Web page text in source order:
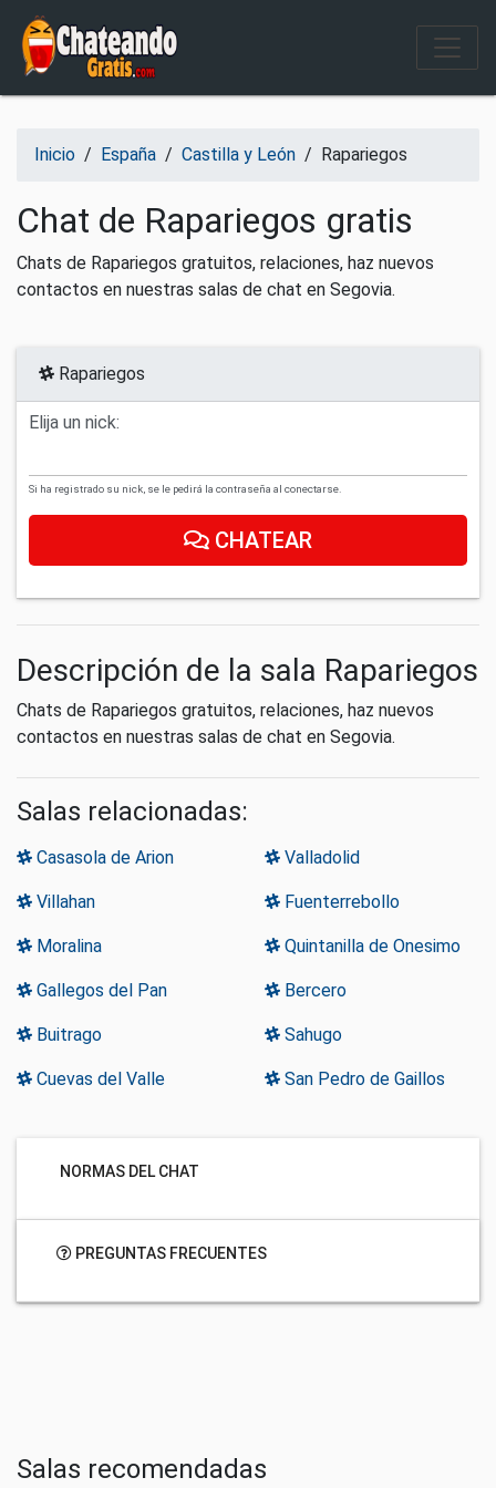
Salir del contenido
Inicio / España / Castilla y León / Rapariegos
Chat de Rapariegos gratis
Chats de Rapariegos gratuitos, relaciones, haz nuevos
contactos en nuestras salas de chat en Segovia.
Rapariegos
Elija un nick:
Si ha registrado su nick, se le pedirá la contraseña al conectarse.
CHATEAR
Descripción de la sala Rapariegos
Chats de Rapariegos gratuitos, relaciones, haz nuevos
contactos en nuestras salas de chat en Segovia.
Salas relacionadas:
Casasola de Arion Valladolid
Villahan Fuenterrebollo
Moralina Quintanilla de Onesimo
Gallegos del Pan Bercero
Buitrago Sahugo
Cuevas del Valle San Pedro de Gaillos
NORMAS DEL CHAT
PREGUNTAS FRECUENTES
Salas recomendadas